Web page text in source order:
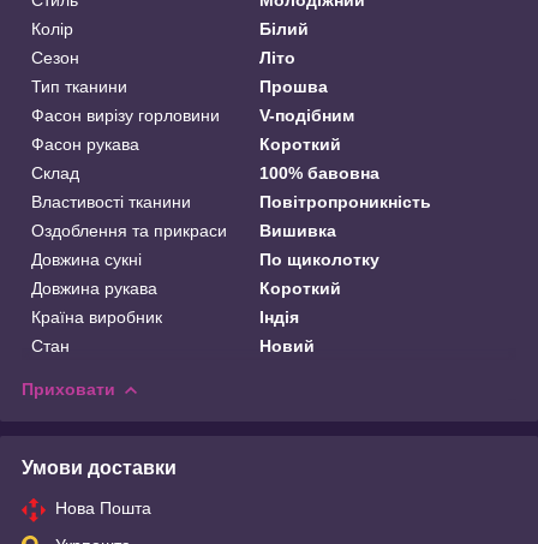
Колір
Білий
Сезон
Літо
Тип тканини
Прошва
Фасон вирізу горловини
V-подібним
Фасон рукава
Короткий
Склад
100% бавовна
Властивості тканини
Повітропроникність
Оздоблення та прикраси
Вишивка
Довжина сукні
По щиколотку
Довжина рукава
Короткий
Країна виробник
Індія
Стан
Новий
Приховати
Умови доставки
Нова Пошта